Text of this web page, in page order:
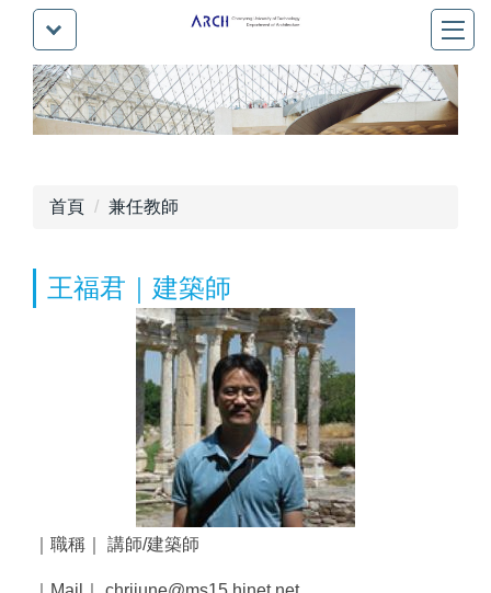
首頁 兼任教師
王福君｜建築師
｜職稱｜ 講師/建築師